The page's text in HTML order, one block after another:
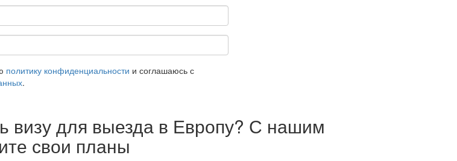
политику конфиденциальности и соглашаюсь с
.
визу для выезда в Европу? С нашим
свои планы